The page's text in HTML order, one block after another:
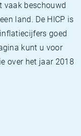
vaak beschouwd
land. De HICP is
goed
kunt u voor
over het jaar 2018